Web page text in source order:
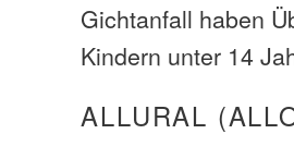
Gichtanfall haben
Kindern unter 14
ALLURAL